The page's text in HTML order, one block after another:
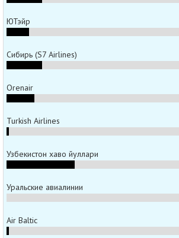
ЮТэйр
Сибирь (S7 Airlines)
Orenair
Turkish Airlines
Узбекистон хаво йуллари
Уральские авиалинии
Air Baltic